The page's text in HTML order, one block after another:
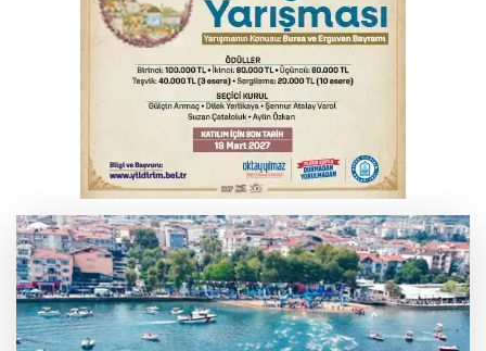
Kar maskeleriyle araç soyan 5 şüpheli
tutuklandı
Bursa’da samanlık alevlere teslim oldu
Yükseköğretim Kanununda değişiklik
Resmi Gazete'de